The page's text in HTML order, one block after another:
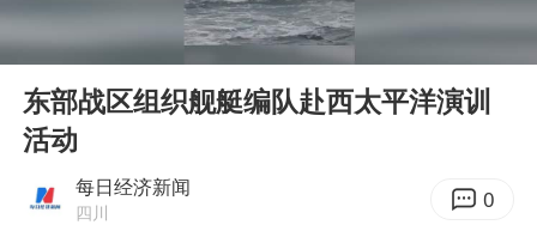
公司“上四休三”但要降薪1000元
Play
东部战区组织舰艇编队赴西太平洋演训
活动
每日经济新闻
四川 0